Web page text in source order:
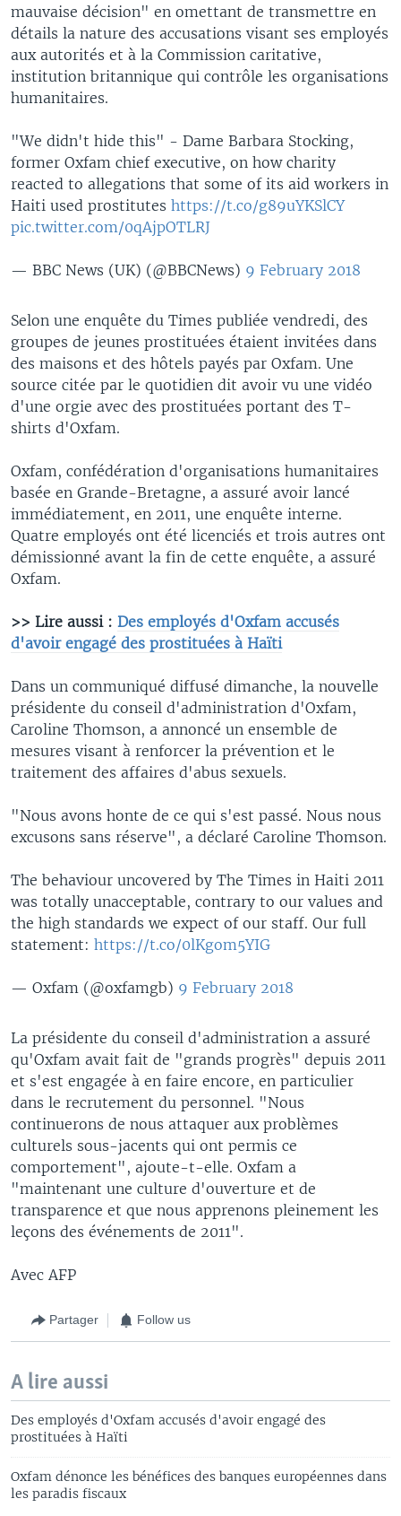
mauvaise décision" en omettant de transmettre en
détails la nature des accusations visant ses employés
aux autorités et à la Commission caritative,
institution britannique qui contrôle les organisations
humanitaires.
"We didn't hide this" - Dame Barbara Stocking,
former Oxfam chief executive, on how charity
reacted to allegations that some of its aid workers in
Haiti used prostitutes https://t.co/g89uYKSlCY
pic.twitter.com/0qAjpOTLRJ
— BBC News (UK) (@BBCNews) 9 February 2018
Selon une enquête du Times publiée vendredi, des
groupes de jeunes prostituées étaient invitées dans
des maisons et des hôtels payés par Oxfam. Une
source citée par le quotidien dit avoir vu une vidéo
d'une orgie avec des prostituées portant des T-
shirts d'Oxfam.
Oxfam, confédération d'organisations humanitaires
basée en Grande-Bretagne, a assuré avoir lancé
immédiatement, en 2011, une enquête interne.
Quatre employés ont été licenciés et trois autres ont
démissionné avant la fin de cette enquête, a assuré
Oxfam.
>> Lire aussi : Des employés d'Oxfam accusés
d'avoir engagé des prostituées à Haïti
Dans un communiqué diffusé dimanche, la nouvelle
présidente du conseil d'administration d'Oxfam,
Caroline Thomson, a annoncé un ensemble de
mesures visant à renforcer la prévention et le
traitement des affaires d'abus sexuels.
"Nous avons honte de ce qui s'est passé. Nous nous
excusons sans réserve", a déclaré Caroline Thomson.
The behaviour uncovered by The Times in Haiti 2011
was totally unacceptable, contrary to our values and
the high standards we expect of our staff. Our full
statement: https://t.co/0lKgom5YIG
— Oxfam (@oxfamgb) 9 February 2018
La présidente du conseil d'administration a assuré
qu'Oxfam avait fait de "grands progrès" depuis 2011
et s'est engagée à en faire encore, en particulier
dans le recrutement du personnel. "Nous
continuerons de nous attaquer aux problèmes
culturels sous-jacents qui ont permis ce
comportement", ajoute-t-elle. Oxfam a
"maintenant une culture d'ouverture et de
transparence et que nous apprenons pleinement les
leçons des événements de 2011".
Avec AFP
Partager Follow us
A lire aussi
Des employés d'Oxfam accusés d'avoir engagé des
prostituées à Haïti
Oxfam dénonce les bénéfices des banques européennes dans
les paradis fiscaux